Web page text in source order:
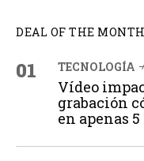
DEAL OF THE MONTH
01 TECNOLOGÍA
Vídeo
grabación
en apenas